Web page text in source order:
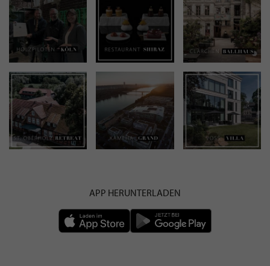
APP HERUNTERLADEN